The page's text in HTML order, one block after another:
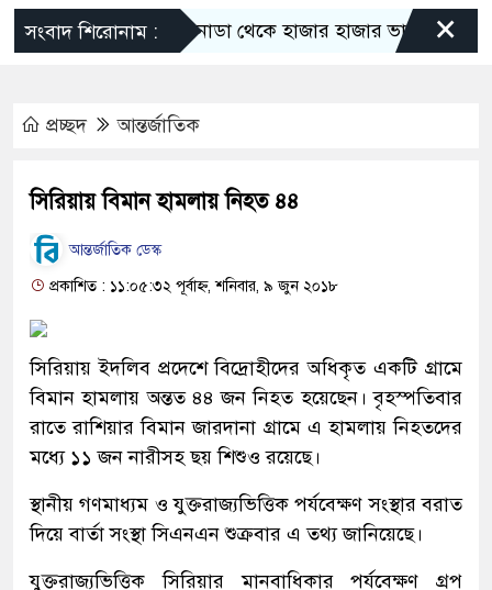
সংবাদ শিরোনাম :কানাডা থেকে হাজার হাজার ভারতীয় নাগরিক
×
প্রচ্ছদ আন্তর্জাতিক
সিরিয়ায় বিমান হামলায় নিহত ৪৪
আন্তর্জাতিক ডেস্ক
প্রকাশিত : ১১:০৫:৩২ পূর্বাহ্ন, শনিবার, ৯ জুন ২০১৮
সিরিয়ায় ইদলিব প্রদেশে বিদ্রোহীদের অধিকৃত একটি গ্রামে
বিমান হামলায় অন্তত ৪৪ জন নিহত হয়েছেন। বৃহস্পতিবার
রাতে রাশিয়ার বিমান জারদানা গ্রামে এ হামলায় নিহতদের
মধ্যে ১১ জন নারীসহ ছয় শিশুও রয়েছে।
স্থানীয় গণমাধ্যম ও যুক্তরাজ্যভিত্তিক পর্যবেক্ষণ সংস্থার বরাত
দিয়ে বার্তা সংস্থা সিএনএন শুক্রবার এ তথ্য জানিয়েছে।
যুক্তরাজ্যভিত্তিক সিরিয়ার মানবাধিকার পর্যবেক্ষণ গ্রপ